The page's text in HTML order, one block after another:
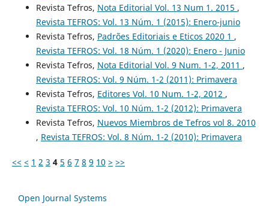
Revista Tefros, Nota Editorial Vol. 13 Num 1. 2015 ,
Revista TEFROS: Vol. 13 Núm. 1 (2015): Enero-junio
Revista Tefros, Padrões Editoriais e Eticos 2020 1 ,
Revista TEFROS: Vol. 18 Núm. 1 (2020): Enero - Junio
Revista Tefros, Nota Editorial Vol. 9 Num. 1-2, 2011 ,
Revista TEFROS: Vol. 9 Núm. 1-2 (2011): Primavera
Revista Tefros, Editores Vol. 10 Num. 1-2, 2012 ,
Revista TEFROS: Vol. 10 Núm. 1-2 (2012): Primavera
Revista Tefros, Nuevos Miembros de Tefros vol 8. 2010
, Revista TEFROS: Vol. 8 Núm. 1-2 (2010): Primavera
<< < 1 2 3 4 5 6 7 8 9 10 > >>
Open Journal Systems